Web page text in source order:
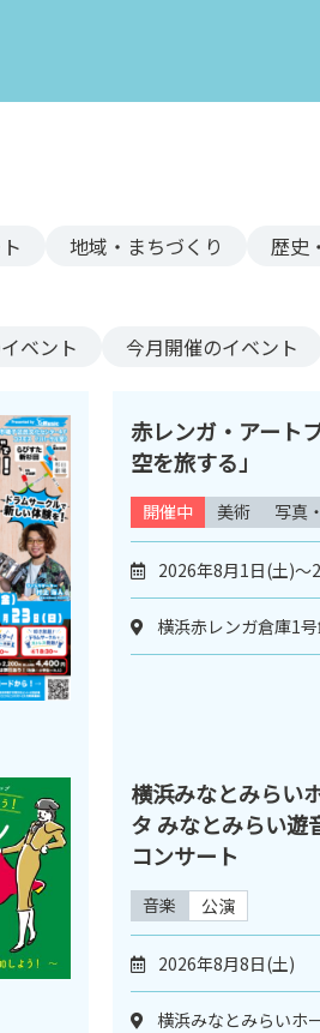
地域・まちづくり 歴史
ベント 今月開催のイベント
赤レンガ・アート
空を旅する」
開催中 美術 写真
2026年8月1日(土)～
横浜赤レンガ倉庫1
横浜みなとみらい
タ みなとみらい
コンサート
音楽 公演
2026年8月8日(土)
横浜みなとみらいホ